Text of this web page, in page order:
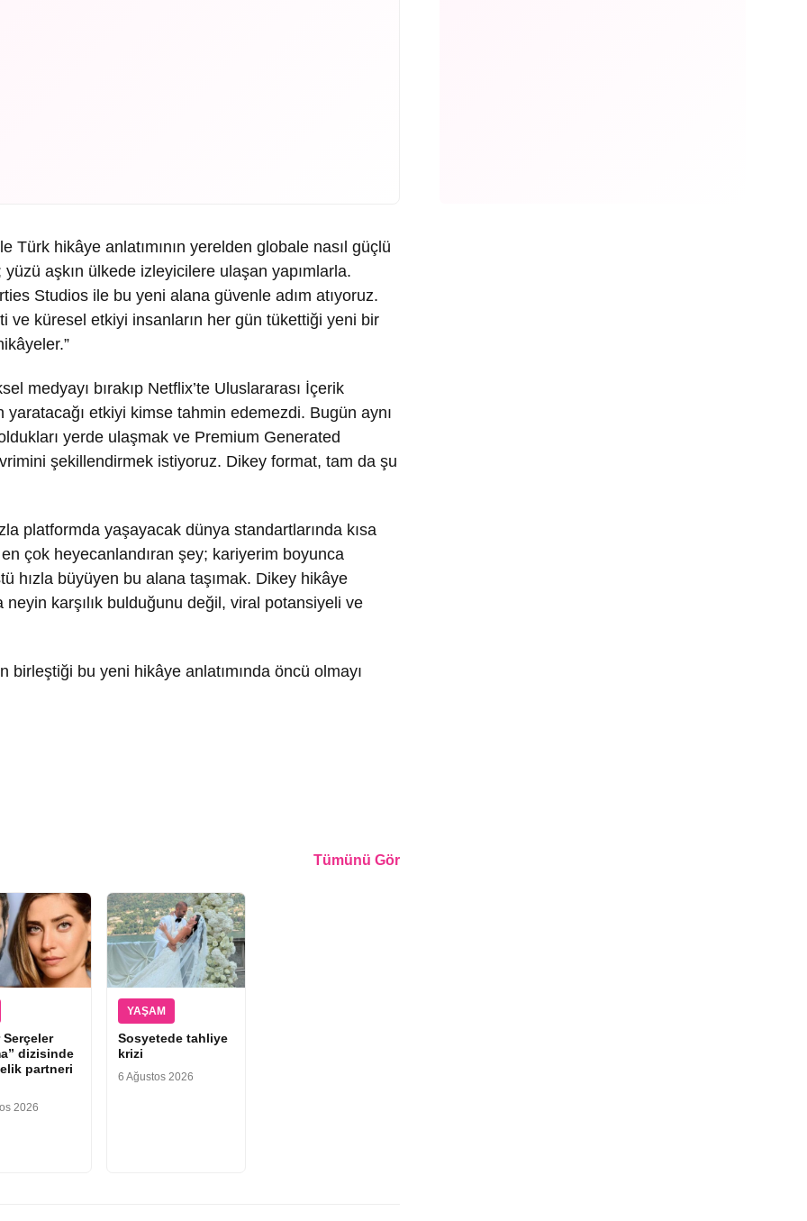
hikâye anlatımının yerelden globale nasıl güçlü
aşkın ülkede izleyicilere ulaşan yapımlarla.
Studios ile bu yeni alana güvenle adım atıyoruz.
ve küresel etkiyi insanların her gün tükettiği yeni bir
medyayı bırakıp Netflix’te Uluslararası İçerik
yaratacağı etkiyi kimse tahmin edemezdi. Bugün aynı
yerde ulaşmak ve Premium Generated
şekillendirmek istiyoruz. Dikey format, tam da şu
platformda yaşayacak dünya standartlarında kısa
çok heyecanlandıran şey; kariyerim boyunca
hızla büyüyen bu alana taşımak. Dikey hikâye
neyin karşılık bulduğunu değil, viral potansiyeli ve
birleştiği bu yeni hikâye anlatımında öncü olmayı
Tümünü Gör
Serçeler
dizisinde
partneri
2026
YAŞAM
Sosyetede tahliye
krizi
6 Ağustos 2026